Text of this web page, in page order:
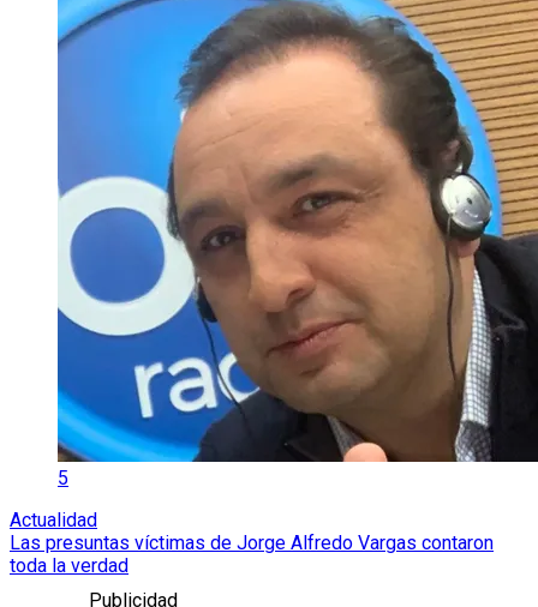
5
Actualidad
Las presuntas víctimas de Jorge Alfredo Vargas contaron
toda la verdad
Publicidad